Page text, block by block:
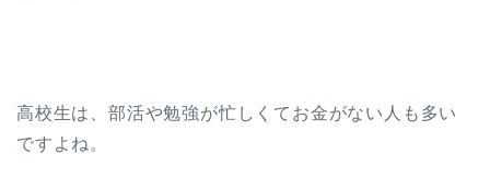
高校生は、部活や勉強が忙しくてお金がない人も多い
ですよね。